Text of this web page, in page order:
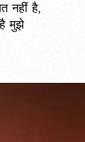
नहीं है,
मुझे